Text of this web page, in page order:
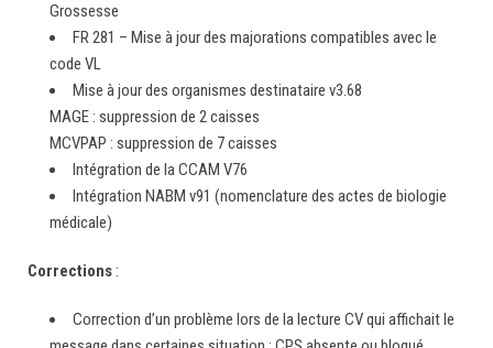
Grossesse
FR 281 – Mise à jour des majorations compatibles avec le
code VL
Mise à jour des organismes destinataire v3.68
MAGE : suppression de 2 caisses
MCVPAP : suppression de 7 caisses
Intégration de la CCAM V76
Intégration NABM v91 (nomenclature des actes de biologie
médicale)
Corrections :
Correction d’un problème lors de la lecture CV qui affichait le